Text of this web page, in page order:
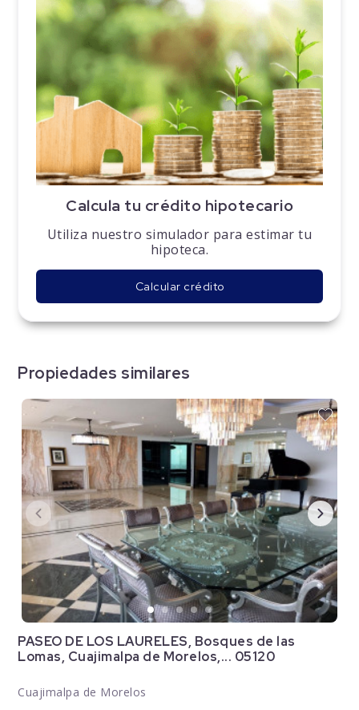
Calcula tu crédito hipotecario
Utiliza nuestro simulador para estimar tu
hipoteca.
Calcular crédito
Propiedades similares
PASEO DE LOS LAURELES, Bosques de las
Lomas, Cuajimalpa de Morelos,... 05120
Cuajimalpa de Morelos